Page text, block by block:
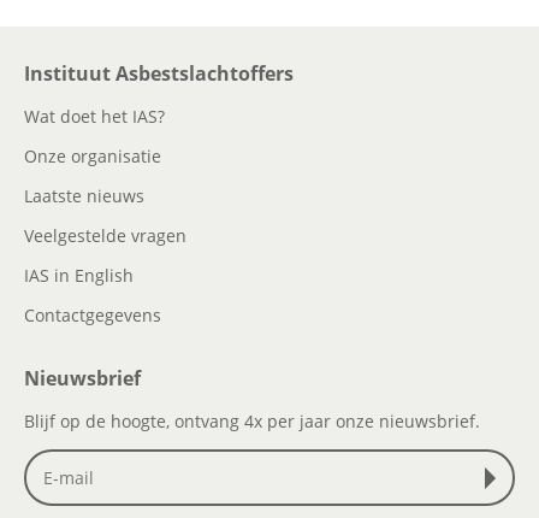
Instituut Asbestslachtoffers
Wat doet het IAS?
Onze organisatie
Laatste nieuws
Veelgestelde vragen
IAS in English
Contactgegevens
Nieuwsbrief
Blijf op de hoogte, ontvang 4x per jaar onze nieuwsbrief.